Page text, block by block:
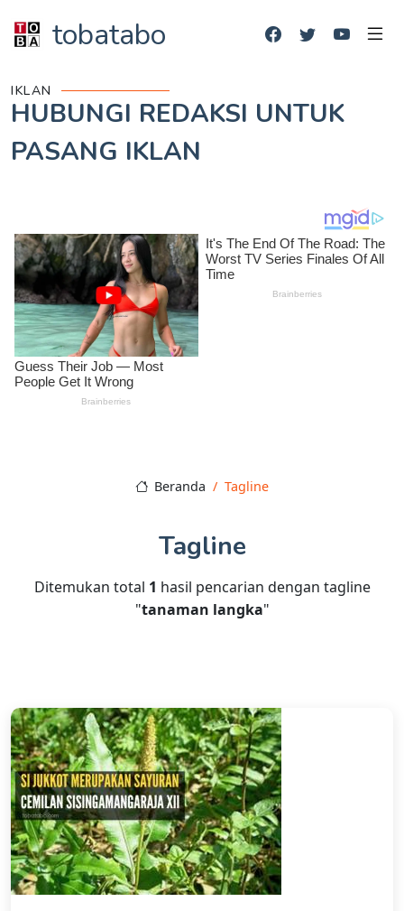
tobatabo
IKLAN
HUBUNGI REDAKSI UNTUK
PASANG IKLAN
Beranda Tagline
Tagline
Ditemukan total 1 hasil pencarian dengan tagline
"tanaman langka"